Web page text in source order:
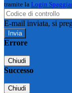
tramite la Login
E-mail inviata, si
Errore
Chiudi
Successo
Chiudi